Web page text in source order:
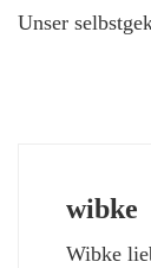
Unser
wibke
Wibke